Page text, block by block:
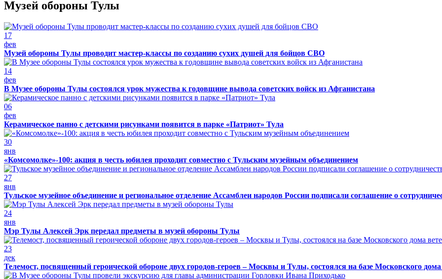
Музей обороны Тулы
17
фев
Музей обороны Тулы проводит мастер-классы по созданию сухих душей для бойцов СВО
14
фев
В Музее обороны Тулы состоялся урок мужества к годовщине вывода советских войск из Афганистана
06
фев
Керамическое панно с детскими рисунками появится в парке «Патриот» Тула
30
янв
«Комсомолке»-100: акция в честь юбилея проходит совместно с Тульским музейным объединением
27
янв
Тульское музейное объединение и региональное отделение Ассамблеи народов России подписали соглашение о
24
янв
Мэр Тулы Алексей Эрк передал предметы в музей обороны Тулы
23
дек
Телемост, посвященный героической обороне двух городов-героев – Москвы и Тулы, состоялся на базе Московского